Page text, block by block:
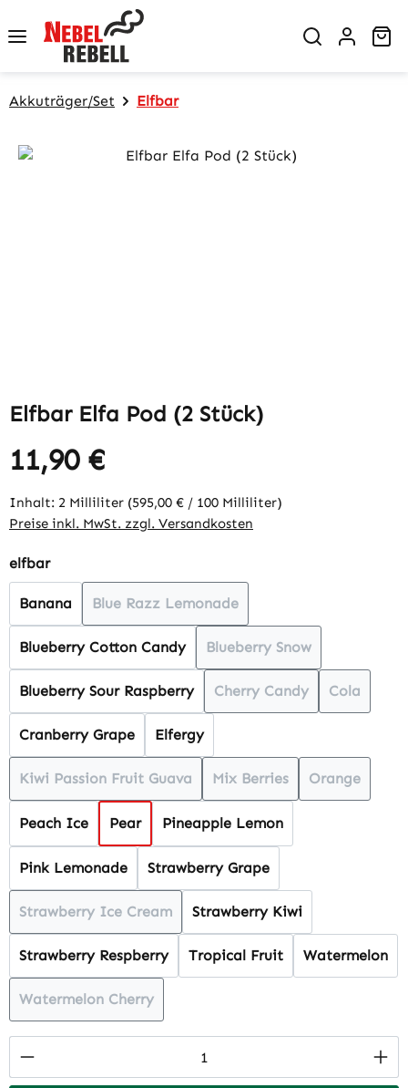
Zum Hauptinhalt springen
Akkuträger/Set Elfbar
Bildergalerie überspringen
Elfbar Elfa Pod (2 Stück)
Regulärer Preis:
11,90 €
Inhalt: 2 Milliliter (595,00 € / 100 Milliliter)
Preise inkl. MwSt. zzgl. Versandkosten
elfbarauswählen
Banana Blue Razz Lemonade
Blueberry Cotton Candy Blueberry Snow
(Diese Option ist
Blueberry Sour Raspberry Cherry Candy
(Diese Option ist
Cola
Cranberry Grape Elfergy
Kiwi Passion Fruit Guava
(Diese Option ist zurzeit nicht verfügbar.)
Mix Berries
(Diese Option ist zurzeit
Orange
(Diese
Peach Ice Pear Pineapple Lemon
Pink Lemonade Strawberry Grape
Strawberry Ice Cream
(Diese Option ist zurzeit nicht verfügbar.)
Strawberry Kiwi
Strawberry Respberry Tropical Fruit Watermelon
Watermelon Cherry
(Diese Option ist zurzeit nicht verfügbar.)
Produkt Anzahl: Gib den gewünschten